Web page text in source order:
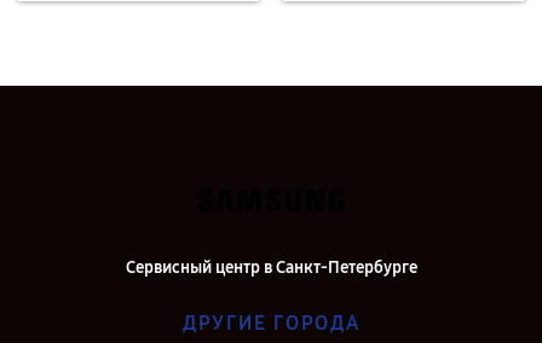
Сервисный центр в Санкт-Петербурге
ДРУГИЕ ГОРОДА